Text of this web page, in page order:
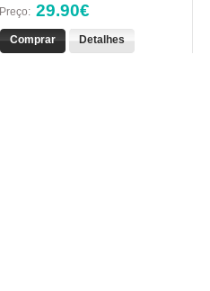
Preço: 29.90€
Comprar Detalhes